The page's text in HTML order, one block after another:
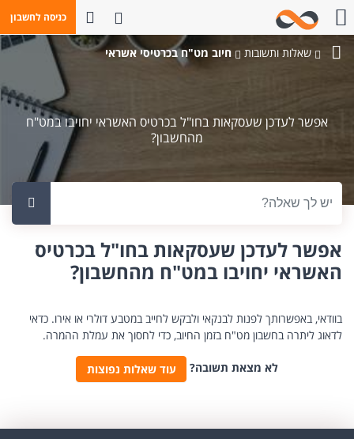
כניסה לחשבון
פתח חיפושחייגו אלינו
שאלות ותשובות חיוב מט"ח בכרטיסי אשראי
אפשר לעדכן שעסקאות בחו"ל בכרטיס האשראי יחויבו במט"ח
מהחשבון?
אפשר לעדכן שעסקאות בחו"ל בכרטיס
האשראי יחויבו במט"ח מהחשבון?
בוודאי, באפשרותך לפנות לבנקאי ולבקש לחייב במטבע דולרי או אירו. כדאי
לדאוג ליתרה בחשבון מט"ח בזמן החיוב, כדי לחסוך את עמלת ההמרה.
לא מצאת תשובה? עוד שאלות נפוצות